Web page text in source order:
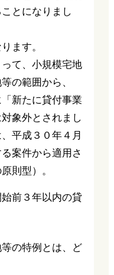
とになりまし
ます。
て、小規模宅地
の範囲から、
「新たに貸付事業
象外とされまし
平成３０年４月
案件から適用さ
則型）。
前３年以内の貸
の特例とは、ど